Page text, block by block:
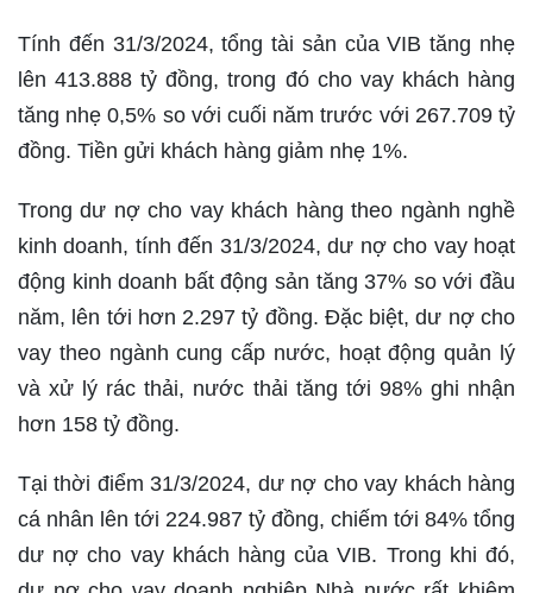
Tính đến 31/3/2024, tổng tài sản của VIB tăng nhẹ
lên 413.888 tỷ đồng, trong đó cho vay khách hàng
tăng nhẹ 0,5% so với cuối năm trước với 267.709 tỷ
đồng. Tiền gửi khách hàng giảm nhẹ 1%.
Trong dư nợ cho vay khách hàng theo ngành nghề
kinh doanh, tính đến 31/3/2024, dư nợ cho vay hoạt
động kinh doanh bất động sản tăng 37% so với đầu
năm, lên tới hơn 2.297 tỷ đồng. Đặc biệt, dư nợ cho
vay theo ngành cung cấp nước, hoạt động quản lý
và xử lý rác thải, nước thải tăng tới 98% ghi nhận
hơn 158 tỷ đồng.
Tại thời điểm 31/3/2024, dư nợ cho vay khách hàng
cá nhân lên tới 224.987 tỷ đồng, chiếm tới 84% tổng
dư nợ cho vay khách hàng của VIB. Trong khi đó,